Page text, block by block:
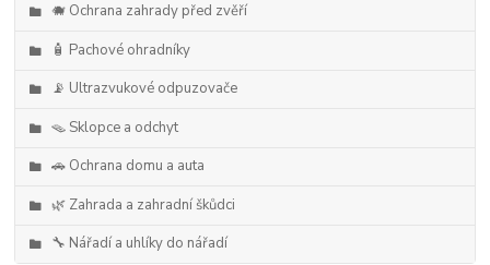
🐗 Ochrana zahrady před zvěří
🧴 Pachové ohradníky
📡 Ultrazvukové odpuzovače
🪤 Sklopce a odchyt
🚗 Ochrana domu a auta
🌿 Zahrada a zahradní škůdci
🔧 Nářadí a uhlíky do nářadí